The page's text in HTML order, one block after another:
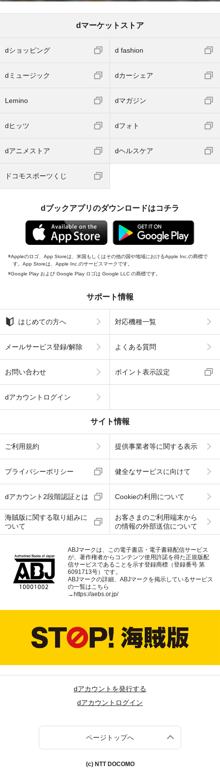
dマーケットストア
dショッピング d fashion
dミュージック dカーシェア
Lemino dマガジン
dヒッツ dフォト
dアニメストア dヘルスケア
ドコモスポーツくじ
dブックアプリのダウンロードはコチラ
Appleのロゴ、App Storeは、米国もしくはその他の国や地域におけるApple Inc.の商標で
す。App Storeは、Apple Inc.のサービスマークです。
Google Play および Google Play ロゴは Google LLC の商標です。
サポート情報
はじめての方へ 対応機種一覧
メールサービス登録/解除 よくある質問
お問い合わせ ポイント表示設定
dアカウントログイン
サイト情報
ご利用規約 提供事業者等に関する表示
プライバシーポリシー 健全なサービスに向けて
dアカウント2段階認証とは Cookieの利用について
海賊版に関する取り組みに
ついて
お客さまのご利用端末から
の情報の外部送信について
ABJマークは、この電子書店・電子書籍配信サービス
が、著作権者からコンテンツ使用許諾を得た正規版配
信サービスであることを示す登録商標（登録番号 第
6091713号）です。
ABJマークの詳細、ABJマークを掲示しているサービス
の一覧はこちら
→https://aebs.or.jp/
dアカウントを発行する
dアカウントログイン
ページトップへ
(c) NTT DOCOMO